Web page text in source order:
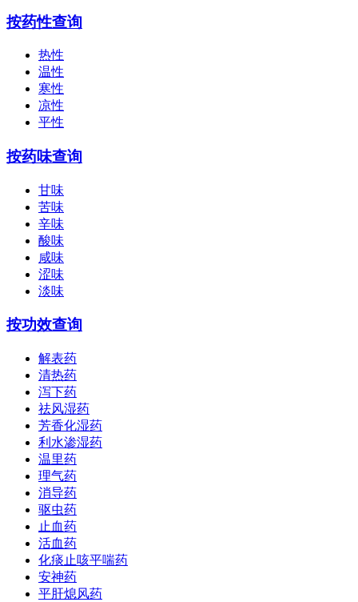
按药性查询
热性
温性
寒性
凉性
平性
按药味查询
甘味
苦味
辛味
酸味
咸味
涩味
淡味
按功效查询
解表药
清热药
泻下药
祛风湿药
芳香化湿药
利水渗湿药
温里药
理气药
消导药
驱虫药
止血药
活血药
化痰止咳平喘药
安神药
平肝熄风药